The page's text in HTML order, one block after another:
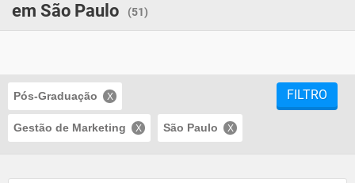
em São Paulo
(51)
Pós-Graduação
Gestão de Marketing São Paulo
FILTRO